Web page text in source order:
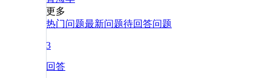
更多
热门问题最新问题待回答问题
3
回答